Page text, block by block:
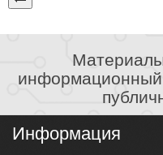
информационный
Информация